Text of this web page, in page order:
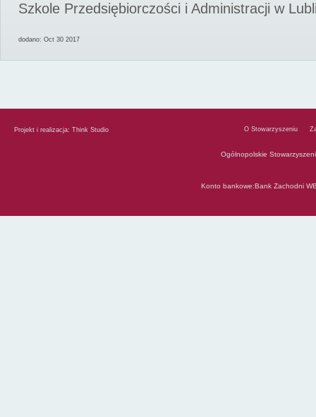
Szkole Przedsiębiorczości i Administracji w
dodano: Oct 30 2017
Projekt i realizacja: Think Studio O Stowarzyszeniu
Ogólnopolskie
Konto bankowe:Bank Zachodni